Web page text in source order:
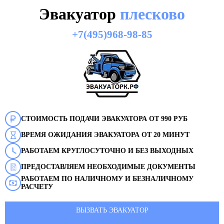
Эвакуатор плесково
+7(495)968-98-85
СТОИМОСТЬ ПОДАЧИ ЭВАКУАТОРА ОТ 990 РУБ
ВРЕМЯ ОЖИДАНИЯ ЭВАКУАТОРА ОТ 20 МИНУТ
РАБОТАЕМ КРУГЛОСУТОЧНО И БЕЗ ВЫХОДНЫХ
ПРЕДОСТАВЛЯЕМ НЕОБХОДИМЫЕ ДОКУМЕНТЫ
РАБОТАЕМ ПО НАЛИЧНОМУ И БЕЗНАЛИЧНОМУ
РАСЧЕТУ
ВЫЗВАТЬ ЭВАКУАТОР